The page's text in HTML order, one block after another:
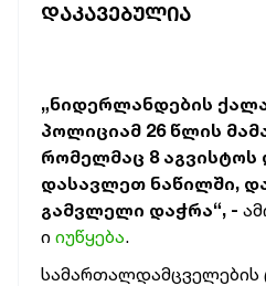
ᲓᲐᲙᲐᲕᲔᲑᲣᲚᲘᲐ
„ნიდერლანდების
პოლიციამ 26 წლის
რომელმაც 8
დასავლეთ ნაწილში,
გამვლელი დაჭრა“, -
ი იუწყება.
სამართალდამცველების